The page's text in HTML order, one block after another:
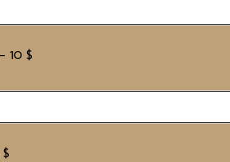
10 $